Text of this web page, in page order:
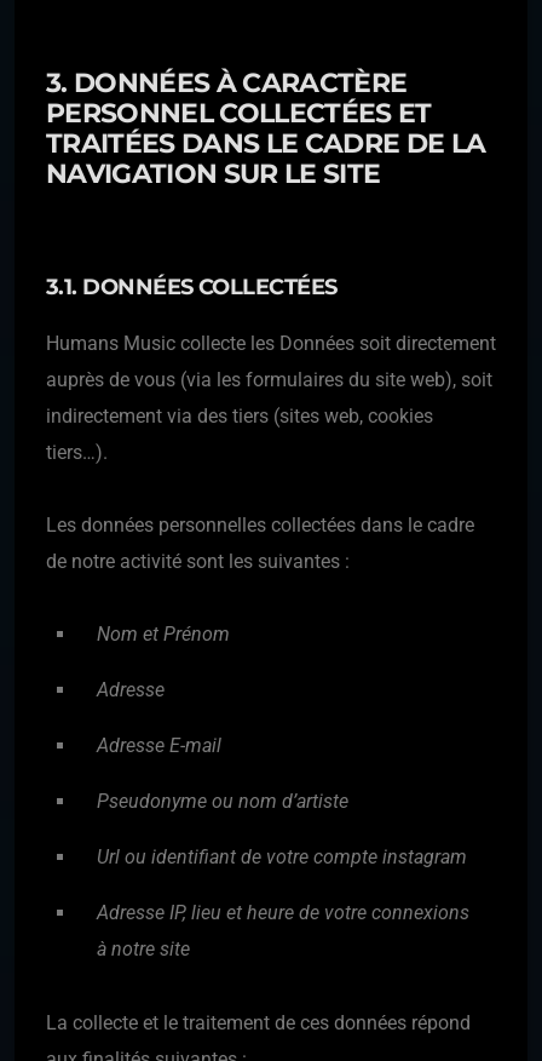
3. DONNÉES À CARACTÈRE
PERSONNEL COLLECTÉES ET
TRAITÉES DANS LE CADRE DE LA
NAVIGATION SUR LE SITE
3.1. DONNÉES COLLECTÉES
Humans Music collecte les Données soit directement
auprès de vous (via les formulaires du site web), soit
indirectement via des tiers (sites web, cookies
tiers…).
Les données personnelles collectées dans le cadre
de notre activité sont les suivantes :
Nom et Prénom
Adresse
Adresse E-mail
Pseudonyme ou nom d’artiste
Url ou identifiant de votre compte instagram
Adresse IP, lieu et heure de votre connexions
à notre site
La collecte et le traitement de ces données répond